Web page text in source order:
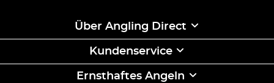
Über Angling Direct
Kundenservice
Ernsthaftes Angeln